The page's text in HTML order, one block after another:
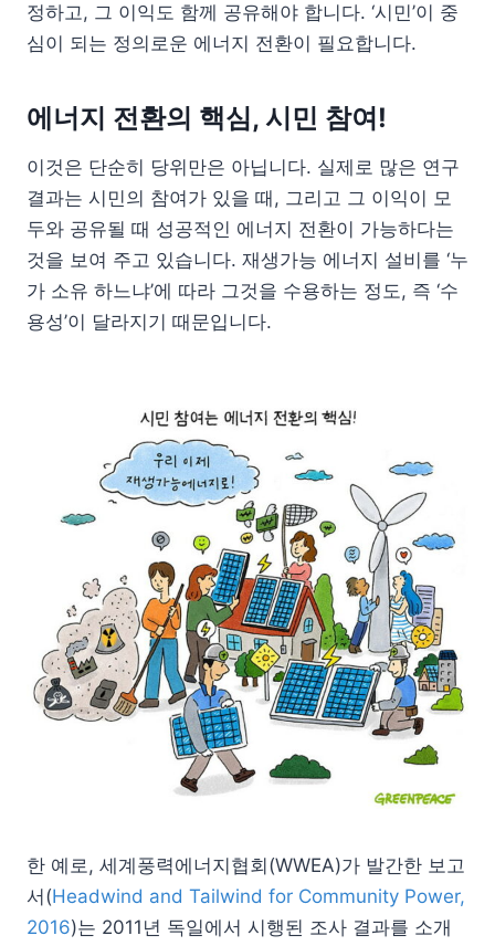
정하고, 그 이익도 함께 공유해야 합니다. ‘시민’이 중
심이 되는 정의로운 에너지 전환이 필요합니다.
에너지 전환의 핵심, 시민 참여!
이것은 단순히 당위만은 아닙니다. 실제로 많은 연구
결과는 시민의 참여가 있을 때, 그리고 그 이익이 모
두와 공유될 때 성공적인 에너지 전환이 가능하다는
것을 보여 주고 있습니다. 재생가능 에너지 설비를 ‘누
가 소유 하느냐’에 따라 그것을 수용하는 정도, 즉 ‘수
용성’이 달라지기 때문입니다.
한 예로, 세계풍력에너지협회(WWEA)가 발간한 보고
서(Headwind and Tailwind for Community Power,
2016)는 2011년 독일에서 시행된 조사 결과를 소개